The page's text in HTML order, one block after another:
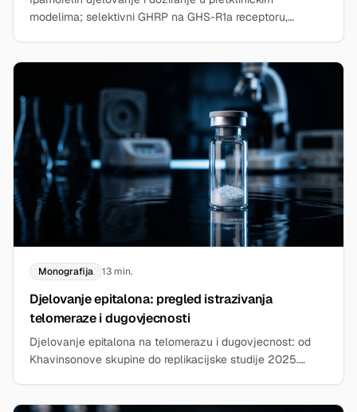
modelima; selektivni GHRP na GHS-R1a receptoru,
Monografija 13 min.
Djelovanje epitalona: pregled istrazivanja
telomeraze i dugovjecnosti
Djelovanje epitalona na telomerazu i dugovjecnost: od
Khavinsonove skupine do replikacijske studije 2025.